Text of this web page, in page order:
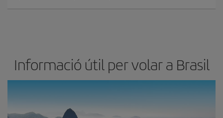
Informació útil per volar a Brasil